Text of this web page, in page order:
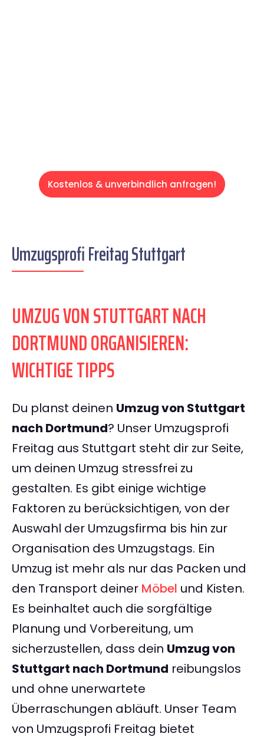
Kostenlos & unverbindlich anfragen!
Umzugsprofi Freitag Stuttgart
UMZUG VON STUTTGART NACH
DORTMUND ORGANISIEREN:
WICHTIGE TIPPS
Du planst deinen Umzug von Stuttgart
nach Dortmund? Unser Umzugsprofi
Freitag aus Stuttgart steht dir zur Seite,
um deinen Umzug stressfrei zu
gestalten. Es gibt einige wichtige
Faktoren zu berücksichtigen, von der
Auswahl der Umzugsfirma bis hin zur
Organisation des Umzugstags. Ein
Umzug ist mehr als nur das Packen und
den Transport deiner Möbel und Kisten.
Es beinhaltet auch die sorgfältige
Planung und Vorbereitung, um
sicherzustellen, dass dein Umzug von
Stuttgart nach Dortmund reibungslos
und ohne unerwartete
Überraschungen abläuft. Unser Team
von Umzugsprofi Freitag bietet